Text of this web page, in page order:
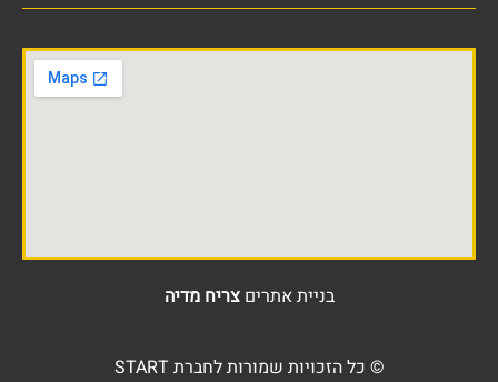
בניית אתריםצריח מדיה
© כל הזכויות שמורות לחברת START